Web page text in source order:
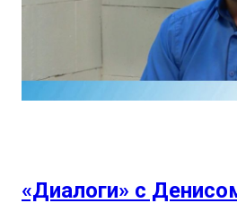
«Диалоги» с